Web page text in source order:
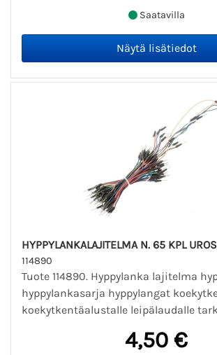
Saatavilla
HYPPYLANKALAJITELMA N. 65 KPL
114890
Tuote 114890. Hyppylanka lajitelma
hyppylankasarja hyppylangat
koekytkentäalustalle leipälaudalle
4,50 €